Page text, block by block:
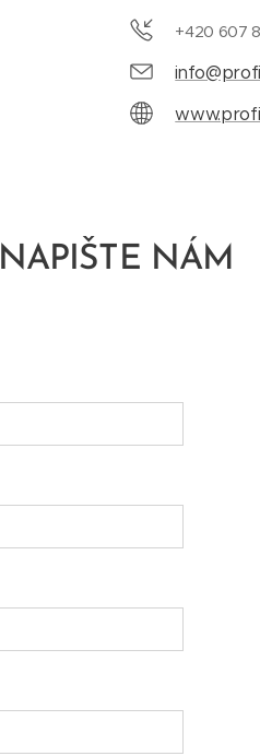
+420 607
NAPIŠTE NÁM